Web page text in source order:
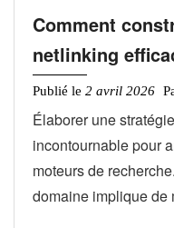
Comment
netlinking
Publié le 2 avril 2026
Élaborer une
incontournable pour
moteurs de
domaine implique